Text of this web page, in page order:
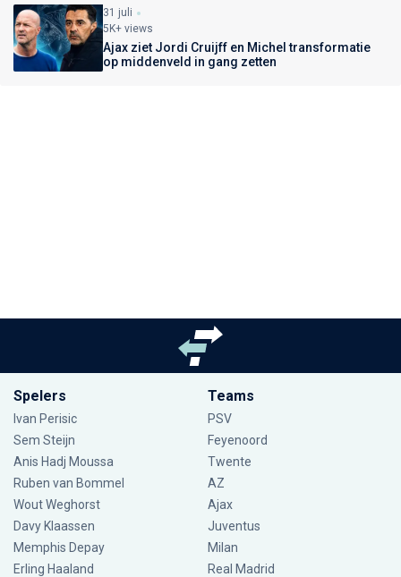
31 juli
5K+ views
Ajax ziet Jordi Cruijff en Michel transformatie
op middenveld in gang zetten
Spelers
Ivan Perisic
Sem Steijn
Anis Hadj Moussa
Ruben van Bommel
Wout Weghorst
Davy Klaassen
Memphis Depay
Erling Haaland
Teams
PSV
Feyenoord
Twente
AZ
Ajax
Juventus
Milan
Real Madrid